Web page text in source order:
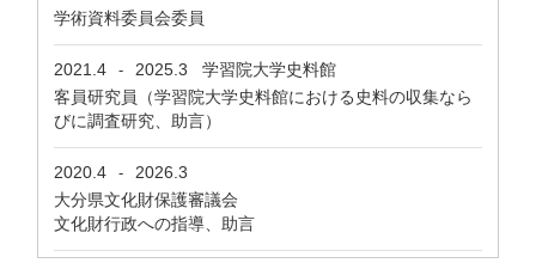
学術資料委員会委員
2021.4 - 2025.3 学習院大学史料館
客員研究員（学習院大学史料館における史料の収集なら
びに調査研究、助言）
2020.4 -
2026.3
大分県文化財保護審議会
文化財行政への指導、助言